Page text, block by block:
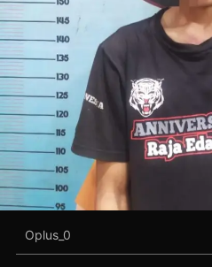
Oplus_0